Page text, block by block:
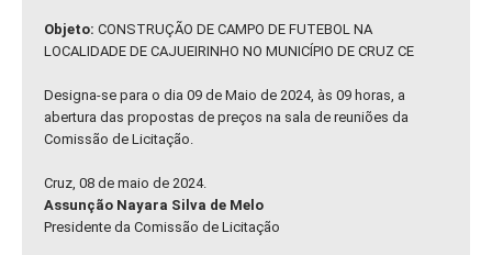
Objeto: CONSTRUÇÃO DE CAMPO DE FUTEBOL NA
LOCALIDADE DE CAJUEIRINHO NO MUNICÍPIO DE CRUZ CE
Designa-se para o dia 09 de Maio de 2024, às 09 horas, a
abertura das propostas de preços na sala de reuniões da
Comissão de Licitação.
Cruz, 08 de maio de 2024.
Assunção Nayara Silva de Melo
Presidente da Comissão de Licitação